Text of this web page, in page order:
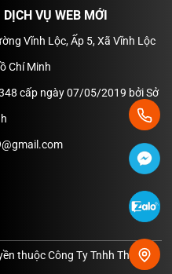
VỤ WEB MỚI
Vĩnh Lộc, Ấp 5, Xã Vĩnh Lộc
Chí Minh
cấp ngày 07/05/2019 bởi Sở
thuộc Công Ty Tnhh Thương